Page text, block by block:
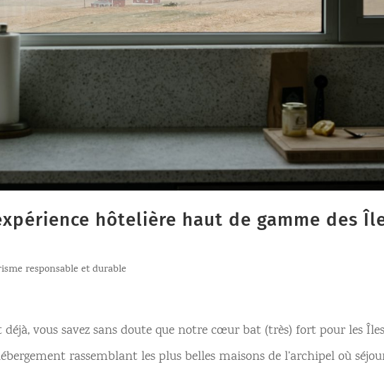
hôtelière haut de gamme des
responsable et durable
vous savez sans doute que notre cœur bat (très) fort pour les
rassemblant les plus belles maisons de l’archipel où